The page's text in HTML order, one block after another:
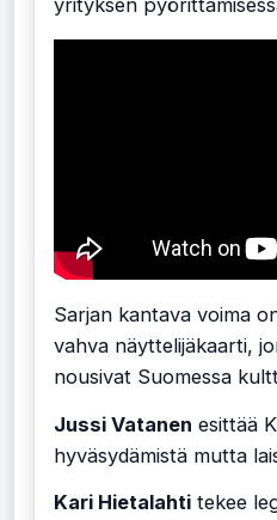
Sarjan kantava voima
vahva näyttelijäkaarti,
nousivat Suomessa
Jussi Vatanen esittää
hyväsydämistä mutta
Kari Hietalahti tekee